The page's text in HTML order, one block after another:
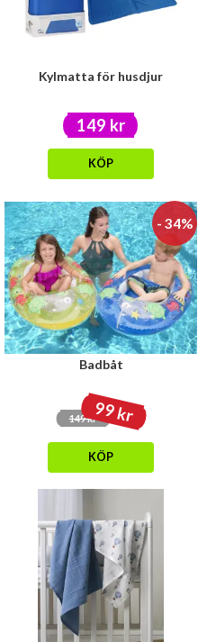
Kylmatta för husdjur
149 kr
KÖP
- 34%
Badbåt
149 kr99 kr
KÖP